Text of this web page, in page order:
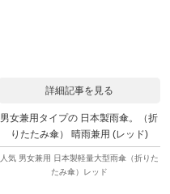
詳細記事を見る
男女兼用タイプの 日本製雨傘。（折
りたたみ傘） 晴雨兼用 (レッド)
人気 男女兼用 日本製軽量大型雨傘（折りた
たみ傘）レッド